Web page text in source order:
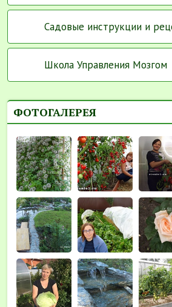
Садовые инструкции и
Школа Управления Мозгом
ФОТОГАЛЕРЕЯ